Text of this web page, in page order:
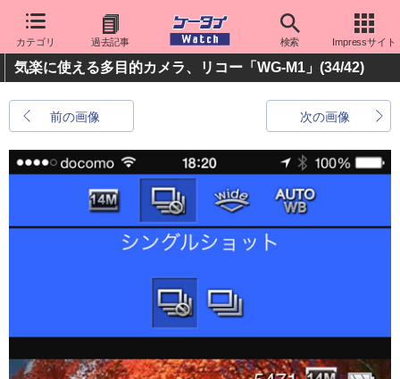
カテゴリ 過去記事 検索 Impressサイト
気楽に使える多目的カメラ、リコー「WG-M1」 (34/42)
前の画像 次の画像